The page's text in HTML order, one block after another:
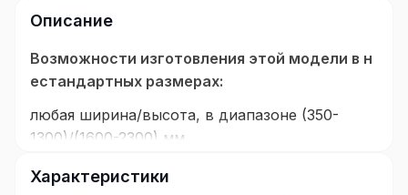
Описание
Возможности изготовления этой модели в н
естандартных размерах:
любая ширина/высота, в диапазоне (350-
1300)/(1600-2300) мм.
Покрытие:
Характеристики